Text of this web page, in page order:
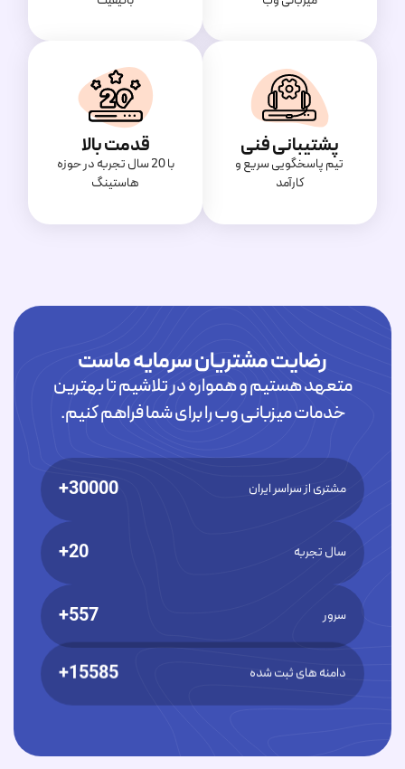
پشتیبانی فنی
تیم پاسخگویی سریع و
کارآمد
قدمت بالا
با 20 سال تجربه در حوزه
هاستینگ
رضایت مشتریان سرمایه ماست
متعهد هستیم و همواره در تلاشیم تا بهترین
خدمات میزبانی وب را برای شما فراهم کنیم.
مشتری از سراسر ایران 30000+
سال تجربه 20+
سرور 557+
دامنه های ثبت شده 15585+